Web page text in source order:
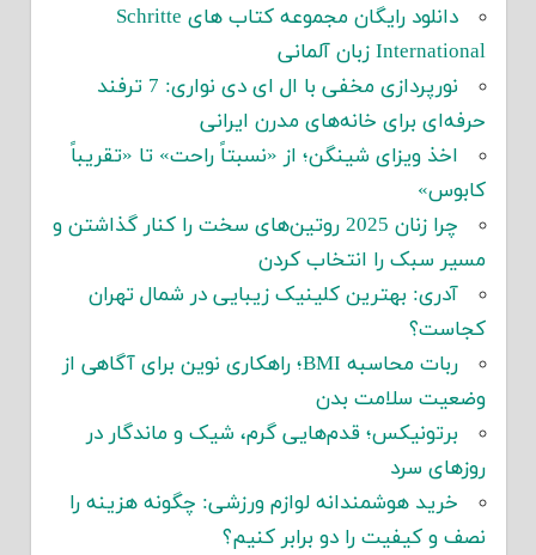
دانلود رایگان مجموعه کتاب های Schritte
International زبان آلمانی
نورپردازی مخفی با ال ای دی نواری: 7 ترفند
حرفه‌ای برای خانه‌های مدرن ایرانی
اخذ ویزای شینگن؛ از «نسبتاً راحت» تا «تقریباً
کابوس»
چرا زنان 2025 روتین‌های سخت را کنار گذاشتن و
مسیر سبک را انتخاب کردن
آدری: بهترین کلینیک زیبایی در شمال تهران
کجاست؟
ربات محاسبه BMI؛ راهکاری نوین برای آگاهی از
وضعیت سلامت بدن
برتونیکس؛ قدم‌هایی گرم، شیک و ماندگار در
روزهای سرد
خرید هوشمندانه لوازم ورزشی: چگونه هزینه را
نصف و کیفیت را دو برابر کنیم؟